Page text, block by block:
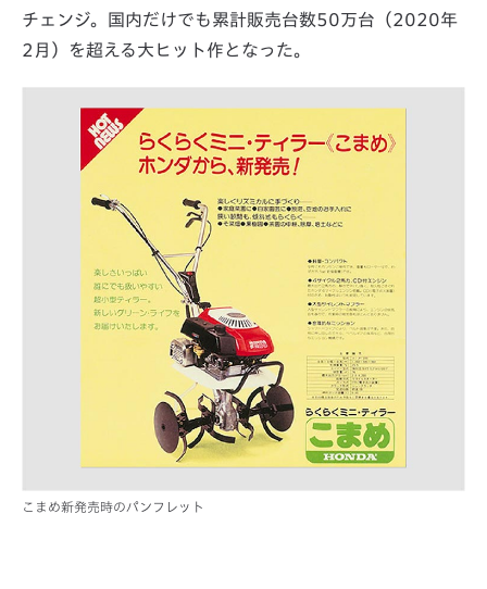
こまめ新発売時のパンフレット
チェンジ。国内だけでも累計販売台数50万台（2020年
2月）を超える大ヒット作となった。